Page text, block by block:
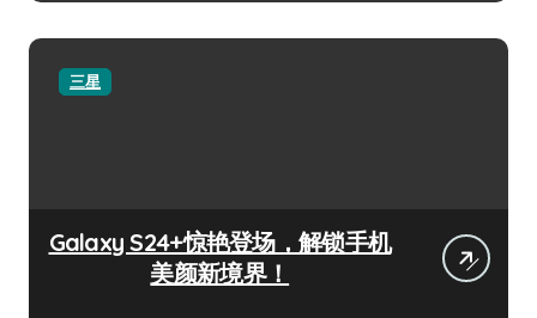
三星
Galaxy S24+惊艳登场，解锁手机
美颜新境界！